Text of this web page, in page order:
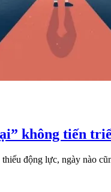
không tiến
thiếu động lực, ngày nào